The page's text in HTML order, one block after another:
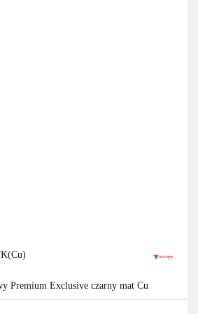
Premium Exclusive czarny mat Cu